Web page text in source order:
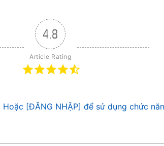
4.8
Article Rating
[ĐĂNG NHẬP] để sử dụng chức